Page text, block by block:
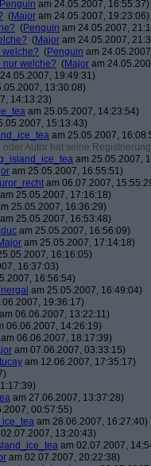
Penguin am 24.05.2007, 16:55:37)
(Major am 24.05.2007, 19:23:06)
(Penguin am 24.05.2007,
(Major am 24.05.2007,
welche? (Penguin am
nur welche? (Major am
19:49:31)
13:30:08)
14:13:23)
am 25.05.2007, 14:23:54)
15:13:43)
am 25.05.2007,
Autor hat seine
am 25.05.2007,
am 25.05.2007, 16:55:51)
am 06.07.2007,
am 25.05.2007, 17:16:18)
25.05.2007, 16:36:29)
am 25.05.2007, 16:53:48)
am 25.05.2007, 16:56:09)
am 25.05.2007, 17:14:18)
16:16:05)
16:37:03)
16:56:54)
nergal am 25.05.2007, 16:49:04)
19:36:17)
am 06.06.2007, 13:22:11)
06.06.2007, 14:26:19)
am 06.06.2007, 18:17:39)
am 07.06.2007, 03:33:15)
tucay am 12.06.2007, 17:35:17)
am 27.06.2007, 13:37:28)
00:57:55)
am 28.06.2007, 16:27:40)
13:20:43)
am 02.07.2007,
am 02.07.2007, 20:22:38)